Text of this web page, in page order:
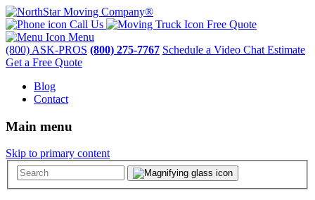
Call Us
Free Quote
Menu
(800) ASK-PROS (800) 275-7767 Schedule a Video Chat Estimate
Get a Free Quote
Blog
Contact
Main menu
Skip to primary content